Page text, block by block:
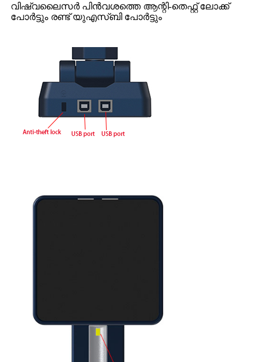
വിഷ്വലൈസർ പിൻവശത്തെ ആന്റി-തെഫ്റ്റ് ലോക്ക്
പോർട്ടും രണ്ട് യുഎസ്ബി പോർട്ടും